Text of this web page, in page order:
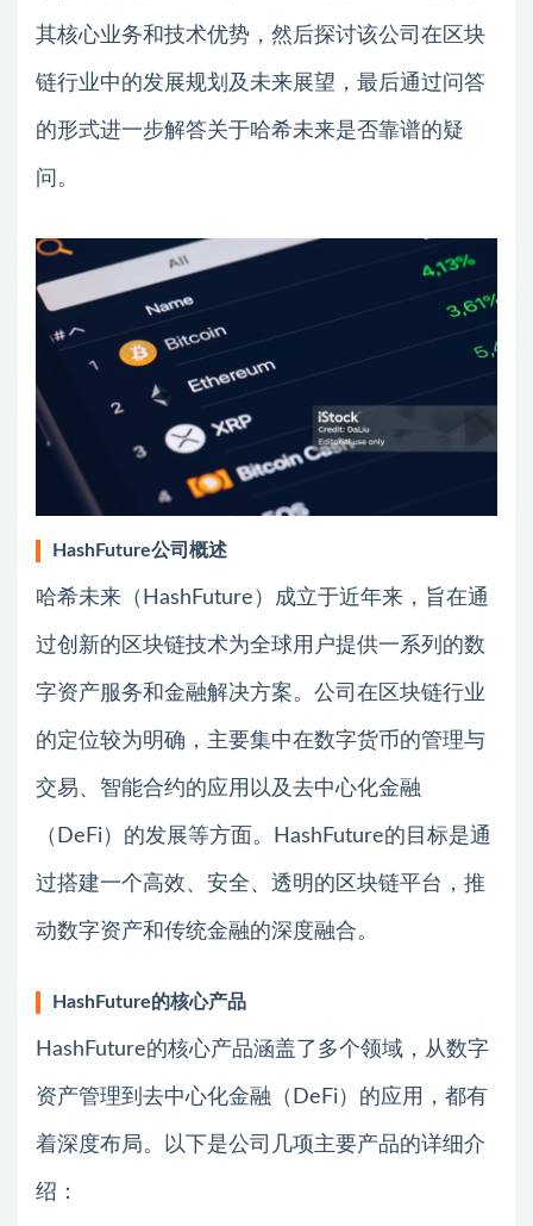
其核心业务和技术优势，然后探讨该公司在区块
链行业中的发展规划及未来展望，最后通过问答
的形式进一步解答关于哈希未来是否靠谱的疑
问。
HashFuture公司概述
哈希未来（HashFuture）成立于近年来，旨在通
过创新的区块链技术为全球用户提供一系列的数
字资产服务和金融解决方案。公司在区块链行业
的定位较为明确，主要集中在数字货币的管理与
交易、智能合约的应用以及去中心化金融
（DeFi）的发展等方面。HashFuture的目标是通
过搭建一个高效、安全、透明的区块链平台，推
动数字资产和传统金融的深度融合。
HashFuture的核心产品
HashFuture的核心产品涵盖了多个领域，从数字
资产管理到去中心化金融（DeFi）的应用，都有
着深度布局。以下是公司几项主要产品的详细介
绍：